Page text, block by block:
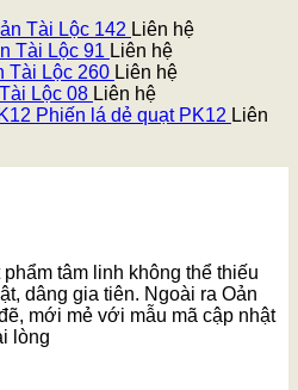
Tài Lộc 142 Liên hệ
Tài Lộc 91 Liên hệ
Tài Lộc 260 Liên hệ
Lộc 08 Liên hệ
Phiến lá dẻ quạt PK12 Liên
tâm linh không thể thiếu
dâng gia tiên. Ngoài ra Oản
mới mẻ với mẫu mã cập nhật
lòng